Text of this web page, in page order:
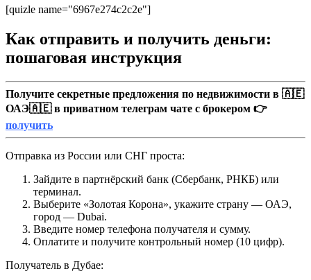
[quizle name="6967e274c2c2e"]
Как отправить и получить деньги:
пошаговая инструкция
Получите секретные предложения по недвижимости в 🇦🇪
ОАЭ🇦🇪 в приватном телеграм чате с брокером 👉
получить
Отправка из России или СНГ проста:
Зайдите в партнёрский банк (Сбербанк, РНКБ) или
терминал.
Выберите «Золотая Корона», укажите страну — ОАЭ,
город — Dubai.
Введите номер телефона получателя и сумму.
Оплатите и получите контрольный номер (10 цифр).
Получатель в Дубае: